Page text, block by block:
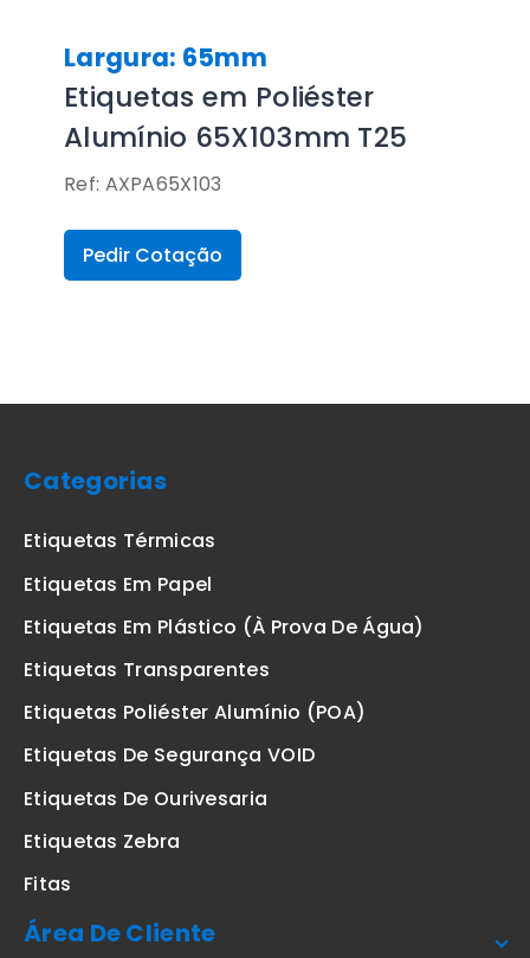
Largura: 65mm
Etiquetas em Poliéster
Alumínio 65X103mm T25
Ref: AXPA65X103
Pedir Cotação
Categorias
Etiquetas Térmicas
Etiquetas Em Papel
Etiquetas Em Plástico (à Prova De Água)
Etiquetas Transparentes
Etiquetas Poliéster Alumínio (POA)
Etiquetas De Segurança VOID
Etiquetas De Ourivesaria
Etiquetas Zebra
Fitas
Área De Cliente